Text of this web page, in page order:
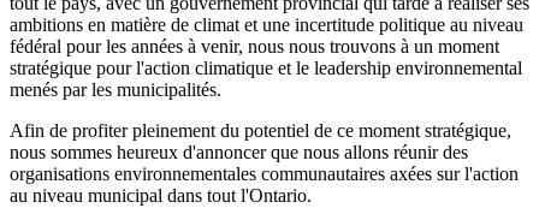
ambitions en matière de climat et une incertitude politique au niveau
fédéral pour les années à venir, nous nous trouvons à un moment
stratégique pour l'action climatique et le leadership environnemental
menés par les municipalités.
Afin de profiter pleinement du potentiel de ce moment stratégique,
nous sommes heureux d'annoncer que nous allons réunir des
organisations environnementales communautaires axées sur l'action
au niveau municipal dans tout l'Ontario.